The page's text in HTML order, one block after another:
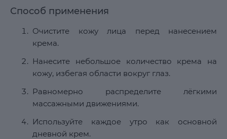
Способ применения
Очистите кожу лица перед нанесением
крема.
Нанесите небольшое количество крема на
кожу, избегая области вокруг глаз.
Равномерно распределите лёгкими
массажными движениями.
Используйте каждое утро как основной
дневной крем.